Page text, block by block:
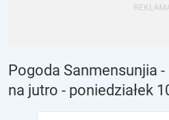
Pogoda Sanmensunjia
na jutro - poniedziałek